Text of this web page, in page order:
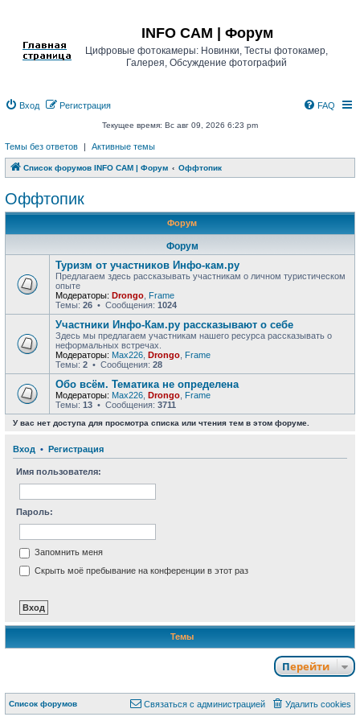
INFO CAM | Форум
Цифровые фотокамеры: Новинки, Тесты фотокамер,
Галерея, Обсуждение фотографий
Вход Регистрация FAQ
Текущее время: Вс авг 09, 2026 6:23 pm
Темы без ответов | Активные темы
Список форумов INFO CAM | Форум Оффтопик
Оффтопик
Форум
Форум
Туризм от участников Инфо-кам.ру
Предлагаем здесь рассказывать участникам о личном туристическом
опыте
Модераторы: Drongo Frame
Темы: 26 • Сообщения: 1024
Участники Инфо-Кам.ру рассказывают о себе
Здесь мы предлагаем участникам нашего ресурса рассказывать о
неформальных встречах.
Модераторы: Max226 Drongo Frame
Темы: 2 • Сообщения: 28
Обо всём. Тематика не определена
Модераторы: Max226 Drongo Frame
Темы: 13 • Сообщения: 3711
У вас нет доступа для просмотра списка или чтения тем в этом форуме.
Вход • Регистрация
Имя пользователя:
Пароль:
Запомнить меня
Скрыть моё пребывание на конференции в этот раз
Темы
Перейти
Список форумов Удалить cookies
Связаться с
Связаться с администрацией